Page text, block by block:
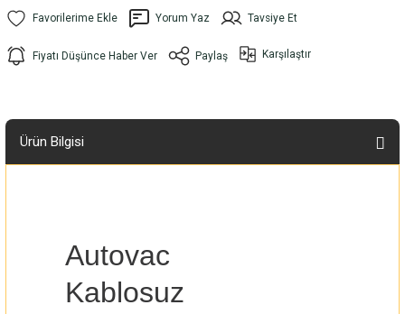
Yorum Yaz Tavsiye Et
Fiyatı Düşünce Haber Ver Paylaş Karşılaştır
Ürün Bilgisi
Autovac
Kablosuz